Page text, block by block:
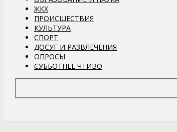
ЖКХ
ПРОИСШЕСТВИЯ
КУЛЬТУРА
СПОРТ
ДОСУГ И РАЗВЛЕЧЕНИЯ
ОПРОСЫ
СУББОТНЕЕ ЧТИВО